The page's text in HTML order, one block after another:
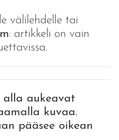
välilehdelle tai
: artikkeli on vain
alla aukeavat
kuvaa.
pääsee oikean